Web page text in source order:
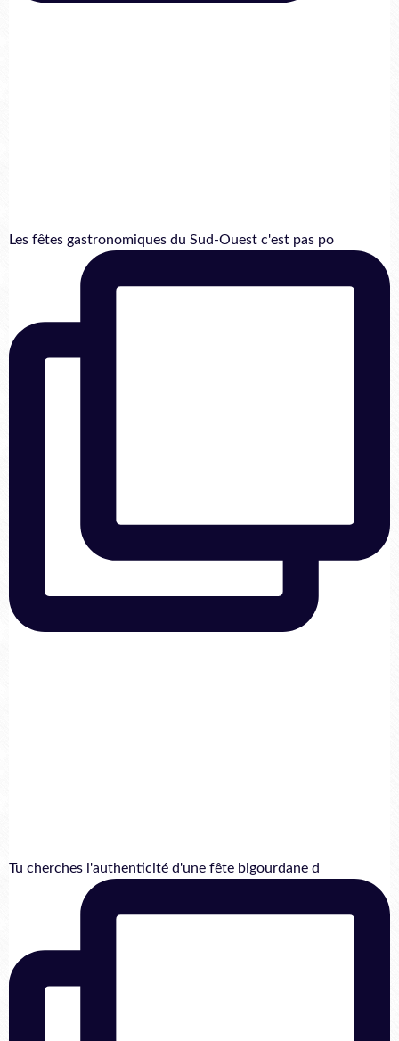
Les fêtes gastronomiques du Sud-Ouest c'est pas po
Tu cherches l'authenticité d'une fête bigourdane d